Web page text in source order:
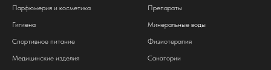
Парфюмерия и косметика
Гигиена
Спортивное питание
Медицинские изделия
Препараты
Минеральные воды
Физиотерапия
Санатории